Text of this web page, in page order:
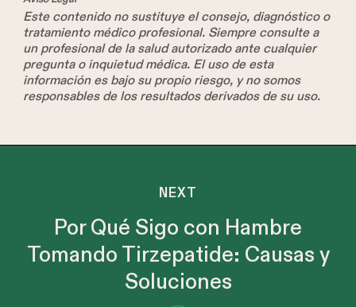
Este contenido no sustituye el consejo, diagnóstico o
tratamiento médico profesional. Siempre consulte a
un profesional de la salud autorizado ante cualquier
pregunta o inquietud médica. El uso de esta
información es bajo su propio riesgo, y no somos
responsables de los resultados derivados de su uso.
NEXT
Por Qué Sigo con Hambre
Tomando Tirzepatide: Causas y
Soluciones